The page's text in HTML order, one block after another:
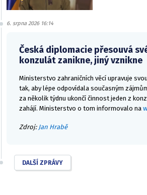
6. srpna 2026 16:14
Česká diplomacie přesouvá
konzulát zanikne, jiný vznikne
Ministerstvo zahraničních věcí upravuje
tak, aby lépe odpovídala současným
za několik týdnu ukončí činnost jeden z
zahájí. Ministerstvo o tom informovalo na
Zdroj: Jan Hrabě
DALŠÍ ZPRÁVY